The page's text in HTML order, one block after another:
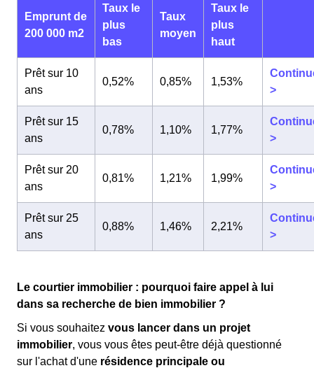
Emprunt de
200 000 m2
Taux le
plus
bas
Taux
moyen
Taux le
plus
haut
Prêt sur 10
ans
0,52% 0,85% 1,53%
>
Prêt sur 15
ans
0,78% 1,10% 1,77%
>
Prêt sur 20
ans
0,81% 1,21% 1,99%
>
Prêt sur 25
ans
0,88% 1,46% 2,21%
>
Le courtier immobilier : pourquoi faire appel à lui
dans sa recherche de bien immobilier ?
Si vous souhaitez vous lancer dans un projet
immobilier, vous vous êtes peut-être déjà questionné
sur l'achat d'une résidence principale ou